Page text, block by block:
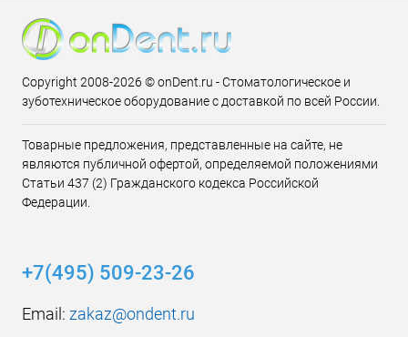
Copyright 2008-2026 © onDent.ru - Стоматологическое и
зуботехническое оборудование с доставкой по всей России.
Товарные предложения, представленные на сайте, не
являются публичной офертой, определяемой положениями
Статьи 437 (2) Гражданского кодекса Российской
Федерации.
+7(495) 509-23-26
Email: zakaz@ondent.ru